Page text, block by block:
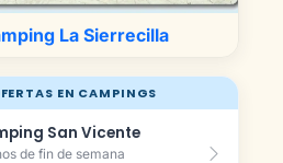
La Sierrecilla
EN CAMPINGS
San Vicente
de fin de semana